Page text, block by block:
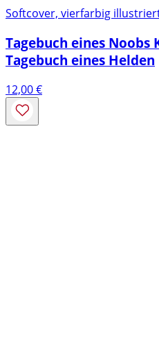
Softcover, vierfarbig
Tagebuch eines Noobs
Tagebuch eines Helden
12,00€